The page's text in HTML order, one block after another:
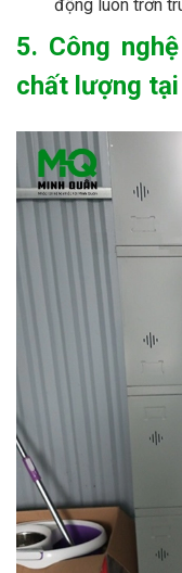
động luôn trơn
5. Công
chất lượng tại